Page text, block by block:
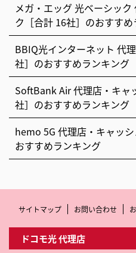
メガ・エッグ 光ベーシッ
ク［合計 16社］のおすす
BBIQ光インターネット 代
社］のおすすめランキング
SoftBank Air 代理店・キャ
社］のおすすめランキング
hemo 5G 代理店・キャッ
おすすめランキング
サイトマップ お問い合わせ
ドコモ光 代理店